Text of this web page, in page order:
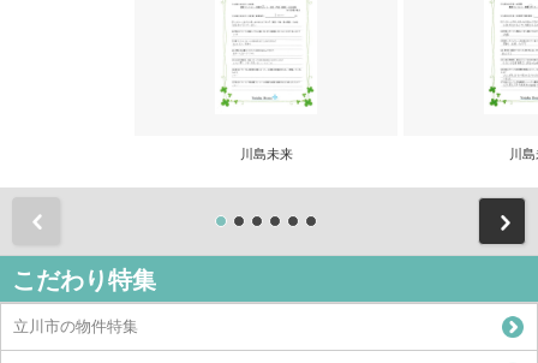
川島未来 川
こだわり特集
立川市の物件特集